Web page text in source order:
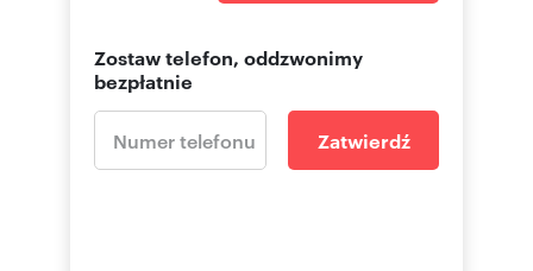
Zostaw telefon, oddzwonimy
bezpłatnie
Zatwierdź